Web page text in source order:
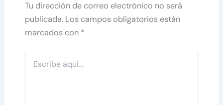
Tu dirección de correo electrónico no será
publicada. Los campos obligatorios están
marcados con *
aquí...